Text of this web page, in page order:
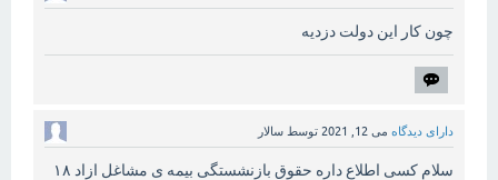
چون کار این دولت دزدیه
دارای دیدگاه می 12, 2021 توسط سالار
سلام کسی اطلاع داره حقوق بازنشستگی بیمه ی مشاغل ازاد ۱۸